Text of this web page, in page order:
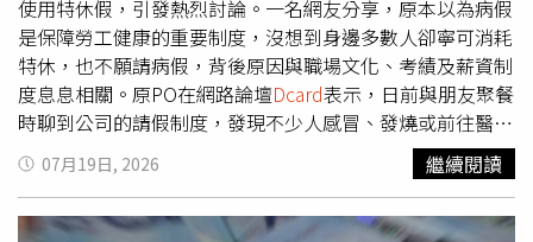
IG）雖然余函彌的品牌營收相當可觀，但一路走來風波不
斷，她創立的第一個服飾品牌Bonbon chic因高價販售便宜
的淘寶貨，引來許多網友撻伐。對此品牌出面澄清，表示部
分商品為自行開發設計，並非直接向淘寶批貨，希望外界不
要過度解讀，不過之後Bonbon chic仍結束營業。本刊曾報
導余函彌的商品（左）疑似抄襲華裔設計師王大仁作品。
（圖／翻攝自Dcard
）此外，2020年時時報周刊CTWANT也
報導過余函彌的YuYu Active有6款商品涉嫌抄襲，對象包括
被時尚圈暱稱「大仁哥」、紅遍國際的華裔設計師王大仁的
使用特休假，引發熱烈討論。一名網友分享，原本以為病假
是保障勞工健康的重要制度，沒想到身邊多數人卻寧可消耗
特休，也不願請病假，背後原因與職場文化、考績及薪資制
度息息相關。原PO在網路論壇Dcard表示，日前與朋友聚餐
時聊到公司的請假制度，發現不少人感冒、發燒或前往醫院
看診，都會優先使用特休，而請病假。他認為，病假本來就
是提供勞工身體不適時休養使用，特休則是留給休閒、陪伴
家人或安排私人行程，生病還要拿自己的特休來「換休
息」，總覺得有些不合理。他指出，詢問身邊朋友後，得到
07月19日, 2026 繼續閱讀